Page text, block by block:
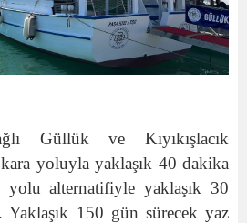
Güllük ve Kıyıkışlacık
kara yoluyla yaklaşık 40 dakika
yolu alternatifiyle yaklaşık 30
Yaklaşık 150 gün sürecek yaz